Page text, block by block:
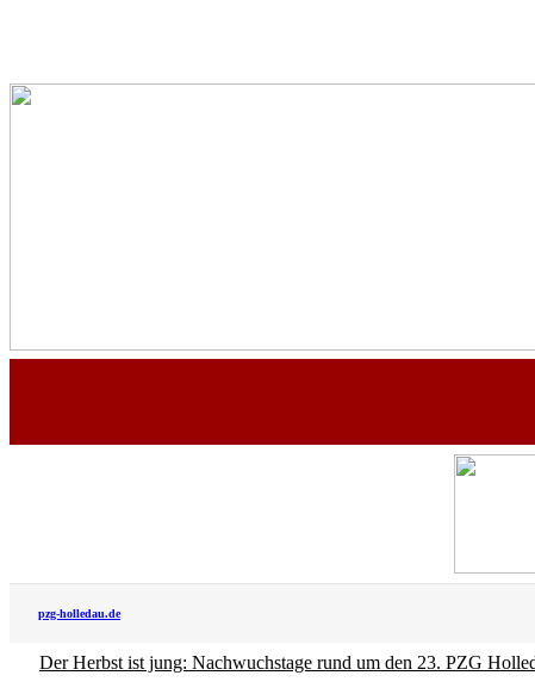
pzg-holledau.de
Der Herbst ist jung: Nachwuchstage rund um den 23. PZG